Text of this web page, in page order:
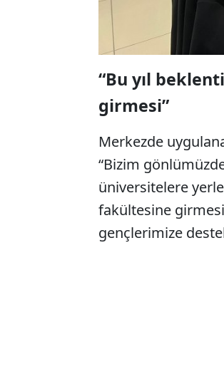
“Bu yıl
girmesi”
Merkezde
“Bizim
üniversitelere
fakültesine
gençlerimize